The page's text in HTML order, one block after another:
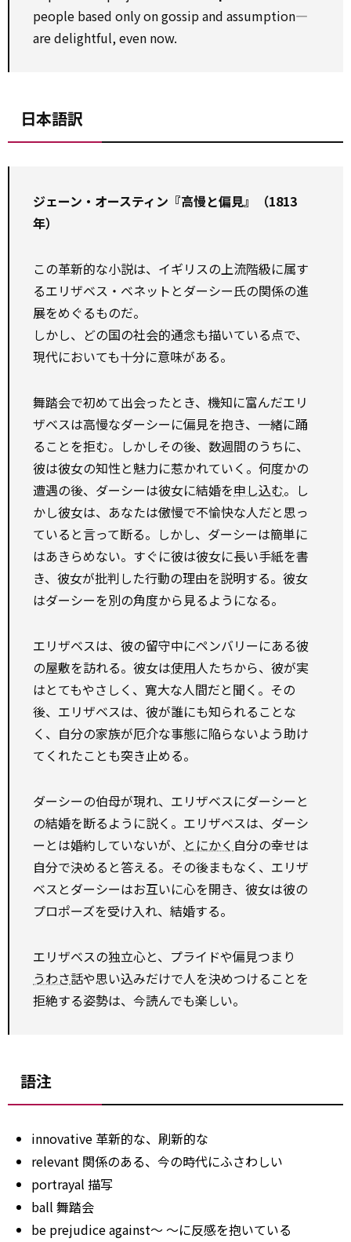
people based only on gossip and assumption—
are delightful, even now.
日本語訳
ジェーン・オースティン『高慢と偏見』（1813
年）
この革新的な小説は、イギリスの上流階級に属す
るエリザベス・ベネットとダーシー氏の関係の進
展をめぐるものだ。
しかし、どの国の社会的通念も描いている点で、
現代においても十分に意味がある。
舞踏会で初めて出会ったとき、機知に富んだエリ
ザベスは高慢なダーシーに偏見を抱き、一緒に踊
ることを拒む。しかしその後、数週間のうちに、
彼は彼女の知性と魅力に惹かれていく。何度かの
遭遇の後、ダーシーは彼女に結婚を申し込む。し
かし彼女は、あなたは傲慢で不愉快な人だと思っ
ていると言って断る。しかし、ダーシーは簡単に
はあきらめない。すぐに彼は彼女に長い手紙を書
き、彼女が批判した行動の理由を説明する。彼女
はダーシーを別の角度から見るようになる。
エリザベスは、彼の留守中にペンバリーにある彼
の屋敷を訪れる。彼女は使用人たちから、彼が実
はとてもやさしく、寛大な人間だと聞く。その
後、エリザベスは、彼が誰にも知られることな
く、自分の家族が厄介な事態に陥らないよう助け
てくれたことも突き止める。
ダーシーの伯母が現れ、エリザベスにダーシーと
の結婚を断るように説く。エリザベスは、ダーシ
ーとは婚約していないが、 とにかく 自分の幸せは
自分で決めると答える。その後まもなく、エリザ
ベスとダーシーはお互いに心を開き、彼女は彼の
プロポーズを受け入れ、結婚する。
エリザベスの独立心と、プライドや偏見――つまり
うわさ話や思い込みだけで人を決めつけること――を
拒絶する姿勢は、今読んでも楽しい。
語注
innovative 革新的な、刷新的な
relevant 関係のある、今の時代にふさわしい
portrayal 描写
ball 舞踏会
be prejudice against～ ～に反感を抱いている